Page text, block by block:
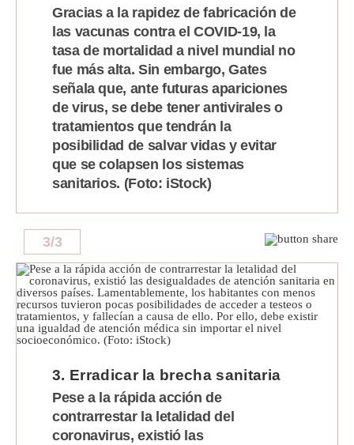
Gracias a la rapidez de fabricación de
las vacunas contra el COVID-19, la
tasa de mortalidad a nivel mundial no
fue más alta. Sin embargo, Gates
señala que, ante futuras apariciones
de virus, se debe tener antivirales o
tratamientos que tendrán la
posibilidad de salvar vidas y evitar
que se colapsen los sistemas
sanitarios. (Foto: iStock)
3/3
3. Erradicar la brecha sanitaria
Pese a la rápida acción de
contrarrestar la letalidad del
coronavirus, existió las